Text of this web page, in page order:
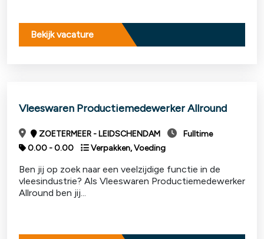
Bekijk vacature
Vleeswaren Productiemedewerker Allround
ZOETERMEER - LEIDSCHENDAM
Fulltime
0.00 - 0.00
Verpakken, Voeding
Ben jij op zoek naar een veelzijdige functie in de
vleesindustrie? Als Vleeswaren Productiemedewerker
Allround ben jij...